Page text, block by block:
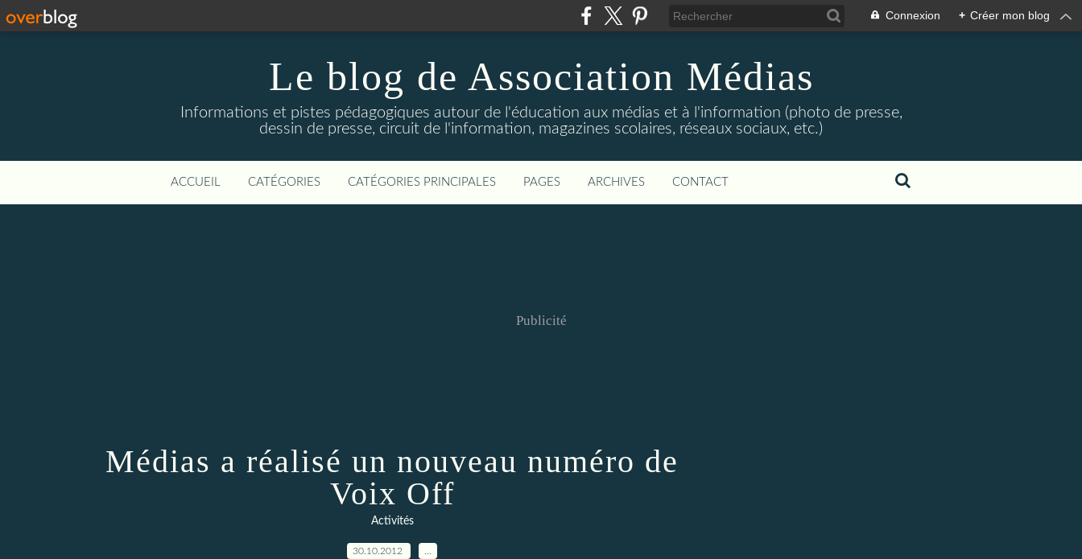
Connexion + Créer mon blog
Le blog de Association Médias
Informations et pistes pédagogiques autour de l'éducation aux médias et à l'information (photo de presse,
dessin de presse, circuit de l'information, magazines scolaires, réseaux sociaux, etc.)
ACCUEIL CATÉGORIES CATÉGORIES PRINCIPALES PAGES ARCHIVES CONTACT
Publicité
Médias a réalisé un nouveau numéro de
Voix Off
Activités
30.10.2012